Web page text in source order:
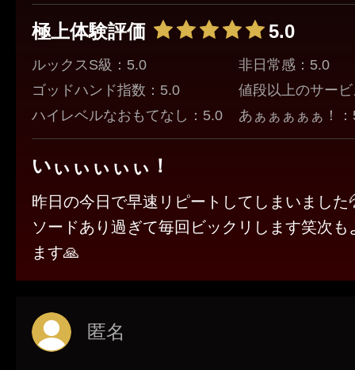
極上体験評価 5.0
ルックスS級：5.0
ゴッドハンド指数：5.0
ハイレベルなおもてなし：5.0
非日常感：5.0
値段以上のサー
あぁぁぁぁぁ！
いぃぃぃぃぃ！
昨日の今日で早速リピートしてしまいました
ソードあり過ぎて毎回ビックリします笑次も
ます🙏
匿名